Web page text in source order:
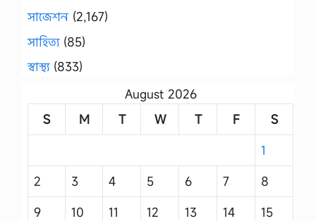
সাজেশন (2,167)
সাহিত্য(85)
স্বাস্থ্য(833)
August 2026
S
M T W T F
S
1
2
3 4 5 6 7
8
9
10 11 12 13 14
15